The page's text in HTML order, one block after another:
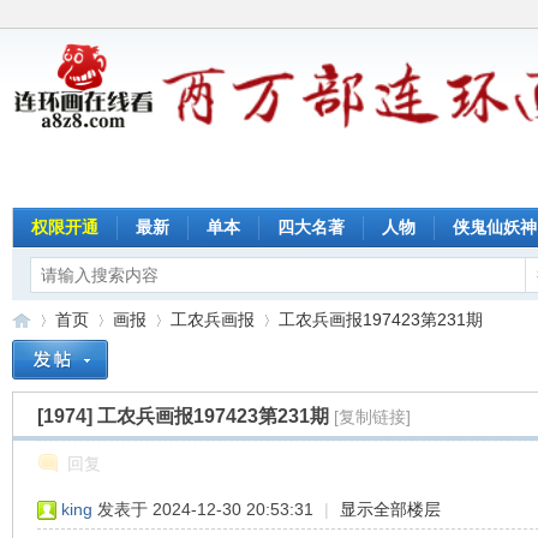
权限开通 最新 单本 四大名著 人物 侠鬼仙妖神
»
首页
›
画报
›
工农兵画报
›
工农兵画报197423第231期
[1974] 工农兵画报197423第231期 [复制链接]
回复
king 发表于 2024-12-30 20:53:31 | 显示全部楼层